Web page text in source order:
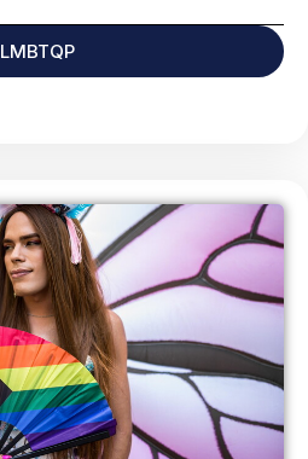
LMBTQP